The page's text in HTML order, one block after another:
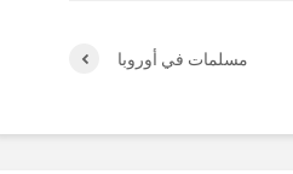
مسلمات في أوروبا